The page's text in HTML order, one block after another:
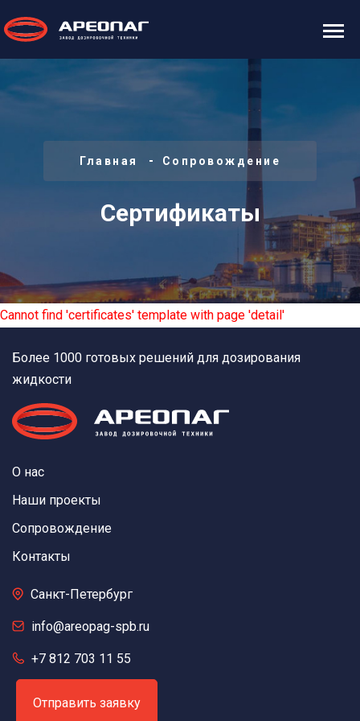
Главная Сопровождение
Сертификаты
Cannot find 'certificates' template with page 'detail'
Более 1000 готовых решений для дозирования
жидкости
О нас
Наши проекты
Сопровождение
Контакты
Санкт-Петербург
info@areopag-spb.ru
+7 812 703 11 55
Отправить заявку